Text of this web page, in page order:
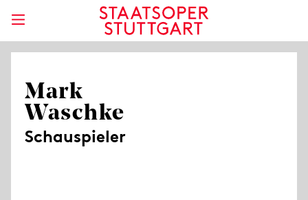
Mark
Waschke
Schauspieler